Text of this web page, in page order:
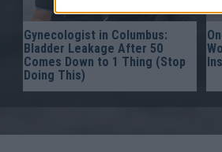
Gynecologist in Columbus:
Bladder Leakage After 50
Comes Down to 1 Thing (Stop
Doing This)